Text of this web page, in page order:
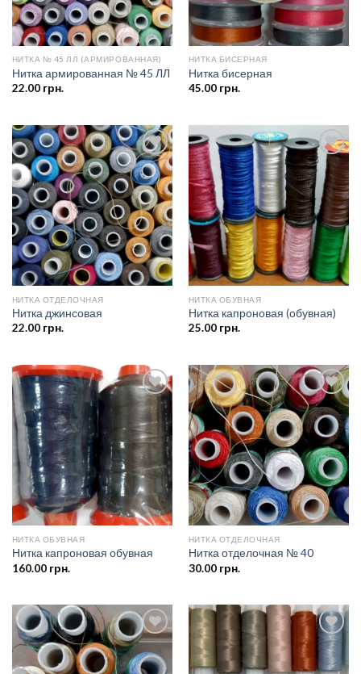
НИТКА № 45 ЛЛ (АРМИРОВАННАЯ)
Нитка армированная № 45 ЛЛ
22.00грн.
НИТКА БИСЕРНАЯ
Нитка бисерная
45.00грн.
Добавить
в список
желаний
НИТКА ОТДЕЛОЧНАЯ
Нитка джинсовая
22.00грн.
Добавить
в список
желаний
НИТКА ОБУВНАЯ
Нитка капроновая (обувная)
25.00грн.
Добавить
в список
желаний
НИТКА ОБУВНАЯ
Нитка капроновая обувная
160.00грн.
Добавить
в список
желаний
НИТКА ОТДЕЛОЧНАЯ
Нитка отделочная № 40
30.00грн.
Добавить
в список
желаний
Добавить
в список
желаний